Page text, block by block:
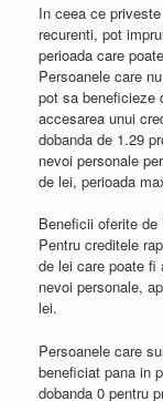
In ceea ce
recurenti, pot
perioada care
Persoanele care
pot sa beneficieze
accesarea unui
dobanda de 1.29
nevoi personale
de lei, perioada
Beneficii oferite de
Pentru creditele
de lei care poate
nevoi personale,
lei.
Persoanele care
beneficiat pana in
dobanda 0 pentru